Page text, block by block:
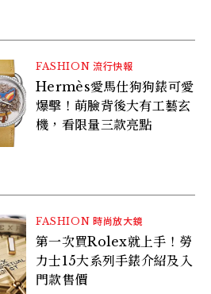
FASHION 流行快報
Hermès愛馬仕狗狗錶可愛
爆擊！萌臉背後大有工藝玄
機，看限量三款亮點
FASHION 時尚放大鏡
第一次買Rolex就上手！勞
力士15大系列手錶介紹及入
門款售價